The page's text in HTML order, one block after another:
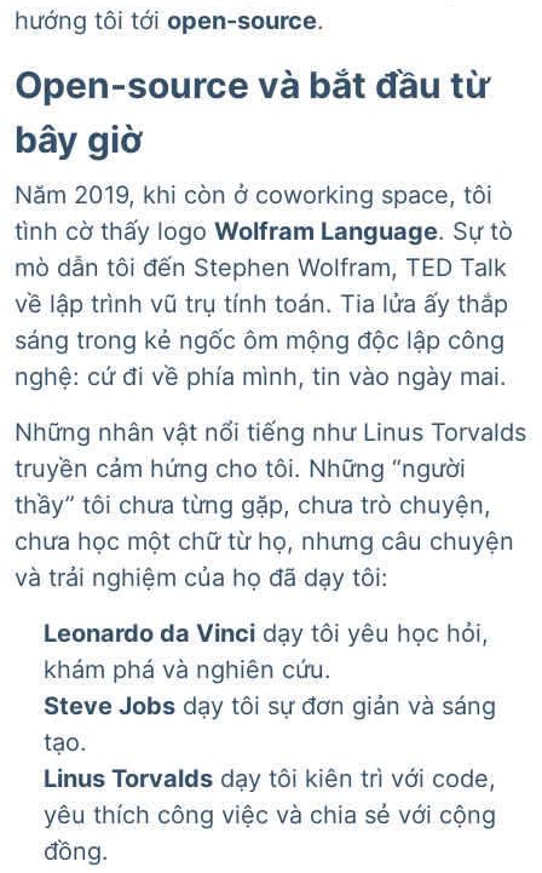
hướng tôi tới open-source.
Open-source và bắt đầu từ
bây giờ
Năm 2019, khi còn ở coworking space, tôi
tình cờ thấy logo Wolfram Language. Sự tò
mò dẫn tôi đến Stephen Wolfram, TED Talk
về lập trình vũ trụ tính toán. Tia lửa ấy thắp
sáng trong kẻ ngốc ôm mộng độc lập công
nghệ: cứ đi về phía mình, tin vào ngày mai.
Những nhân vật nổi tiếng như Linus Torvalds
truyền cảm hứng cho tôi. Những “người
thầy” tôi chưa từng gặp, chưa trò chuyện,
chưa học một chữ từ họ, nhưng câu chuyện
và trải nghiệm của họ đã dạy tôi:
Leonardo da Vinci dạy tôi yêu học hỏi,
khám phá và nghiên cứu.
Steve Jobs dạy tôi sự đơn giản và sáng
tạo.
Linus Torvalds dạy tôi kiên trì với code,
yêu thích công việc và chia sẻ với cộng
đồng.